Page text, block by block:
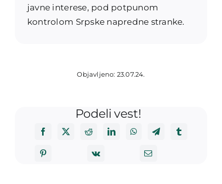
javne interese, pod potpunom
kontrolom Srpske napredne stranke.
Objavljeno: 23.07.24.
Podeli vest!